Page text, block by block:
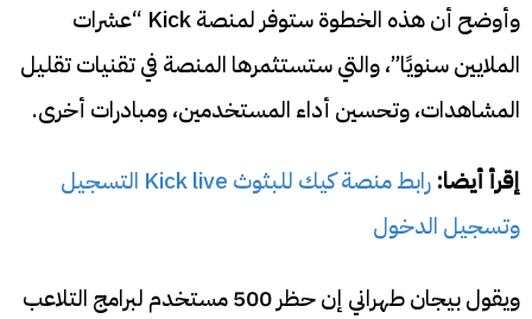
وأوضح أن هذه الخطوة ستوفر لمنصة Kick “عشرات
الملايين سنويًا”، والتي ستستثمرها المنصة في تقنيات تقليل
المشاهدات، وتحسين أداء المستخدمين، ومبادرات أخرى.
إقرأ أيضا:
رابط منصة كيك للبثوث Kick live التسجيل
وتسجيل الدخول
ويقول بيجان طهراني إن حظر 500 مستخدم لبرامج التلاعب